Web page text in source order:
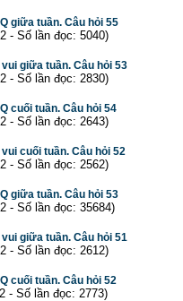
giữa tuần. Câu hỏi 55
- Số lần đọc: 5040)
giữa tuần. Câu hỏi 53
- Số lần đọc: 2830)
cuối tuần. Câu hỏi 54
- Số lần đọc: 2643)
cuối tuần. Câu hỏi 52
- Số lần đọc: 2562)
giữa tuần. Câu hỏi 53
- Số lần đọc: 35684)
giữa tuần. Câu hỏi 51
- Số lần đọc: 2612)
cuối tuần. Câu hỏi 52
- Số lần đọc: 2773)